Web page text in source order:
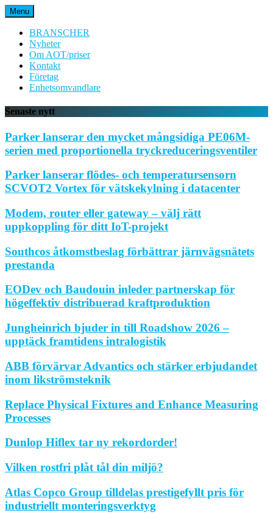
Hoppa
till
innehåll
Menu
BRANSCHER
Nyheter
Om AOT/priser
Kontakt
Företag
Enhetsomvandlare
Senaste nytt
Parker lanserar den mycket mångsidiga PE06M-
serien med proportionella tryckreduceringsventiler
Parker lanserar flödes- och temperatursensorn
SCVOT2 Vortex för vätskekylning i datacenter
Modem, router eller gateway – välj rätt
uppkoppling för ditt IoT-projekt
Southcos åtkomstbeslag förbättrar järnvägsnätets
prestanda
EODev och Baudouin inleder partnerskap för
högeffektiv distribuerad kraftproduktion
Jungheinrich bjuder in till Roadshow 2026 –
upptäck framtidens intralogistik
ABB förvärvar Advantics och stärker erbjudandet
inom likströmsteknik
Replace Physical Fixtures and Enhance Measuring
Processes
Dunlop Hiflex tar ny rekordorder!
Vilken rostfri plåt tål din miljö?
Atlas Copco Group tilldelas prestigefyllt pris för
industriellt monteringsverktyg